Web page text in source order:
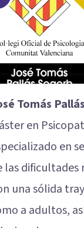
Tomás Pallás
en
en
las dificultades
una sólida
a adultos,